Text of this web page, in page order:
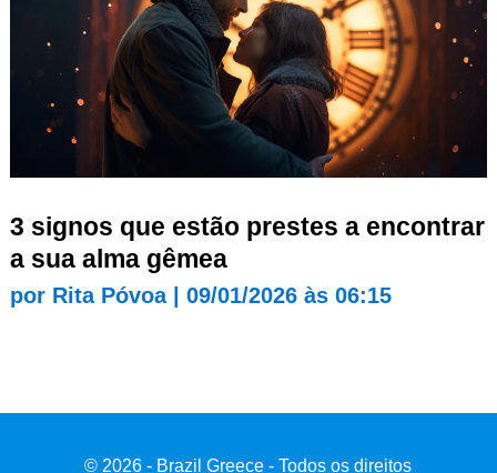
3 signos que estão prestes a encontrar
a sua alma gêmea
por Rita Póvoa| 09/01/2026 às 06:15
© 2026 - Brazil Greece - Todos os direitos